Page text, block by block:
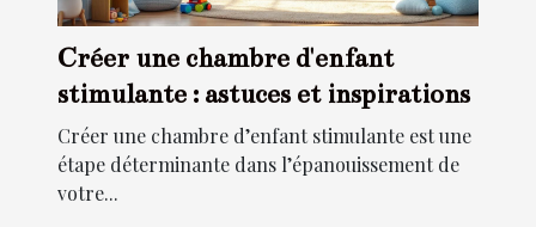
Créer une chambre d'enfant
stimulante : astuces et inspirations
Créer une chambre d’enfant stimulante est une
étape déterminante dans l’épanouissement de
votre...